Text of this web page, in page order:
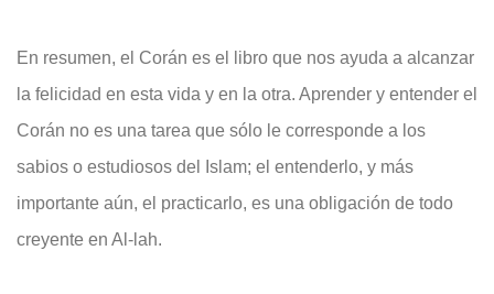
En resumen, el Corán es el libro que nos ayuda a alcanzar
la felicidad en esta vida y en la otra. Aprender y entender el
Corán no es una tarea que sólo le corresponde a los
sabios o estudiosos del Islam; el entenderlo, y más
importante aún, el practicarlo, es una obligación de todo
creyente en Al-lah.